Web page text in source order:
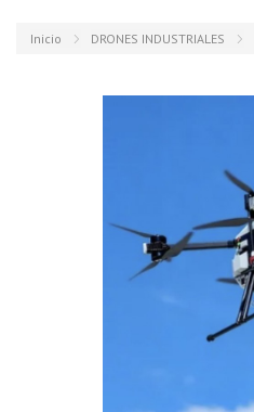
Inicio DRONES INDUSTRIALES